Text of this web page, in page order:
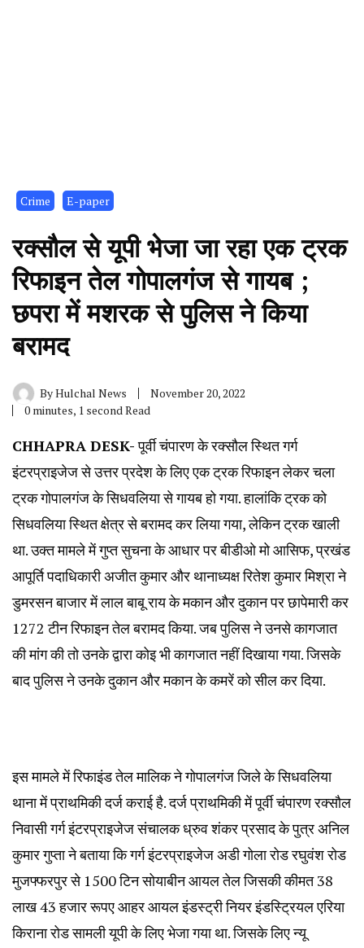
Crime E-paper
रक्सौल से यूपी भेजा जा रहा एक ट्रक
रिफाइन तेल गोपालगंज से गायब ;
छपरा में मशरक से पुलिस ने किया
बरामद
ByHulchal News
November 20, 2022
0 minutes, 1 second Read
CHHAPRA DESK-पूर्वी चंपारण के रक्सौल स्थित गर्ग
इंटरप्राइजेज से उत्तर प्रदेश के लिए एक ट्रक रिफाइन लेकर चला
ट्रक गोपालगंज के सिधवलिया से गायब हो गया. हालांकि ट्रक को
सिधवलिया स्थित क्षेत्र से बरामद कर लिया गया, लेकिन ट्रक खाली
था. उक्त मामले में गुप्त सुचना के आधार पर बीडीओ मो आसिफ, प्रखंड
आपूर्ति पदाधिकारी अजीत कुमार और थानाध्यक्ष रितेश कुमार मिश्रा ने
डुमरसन बाजार में लाल बाबू राय के मकान और दुकान पर छापेमारी कर
1272 टीन रिफाइन तेल बरामद किया. जब पुलिस ने उनसे कागजात
की मांग की तो उनके द्वारा कोइ भी कागजात नहीं दिखाया गया. जिसके
बाद पुलिस ने उनके दुकान और मकान के कमरें को सील कर दिया.
इस मामले में रिफाइंड तेल मालिक ने गोपालगंज जिले के सिधवलिया
थाना में प्राथमिकी दर्ज कराई है. दर्ज प्राथमिकी में पूर्वी चंपारण रक्सौल
निवासी गर्ग इंटरप्राइजेज संचालक ध्रुव शंकर प्रसाद के पुत्र अनिल
कुमार गुप्ता ने बताया कि गर्ग इंटरप्राइजेज अडी गोला रोड रघुवंश रोड
मुजफ्फरपुर से 1500 टिन सोयाबीन आयल तेल जिसकी कीमत 38
लाख 43 हजार रूपए आहर आयल इंडस्ट्री नियर इंडस्ट्रियल एरिया
किराना रोड सामली यूपी के लिए भेजा गया था. जिसके लिए न्यू